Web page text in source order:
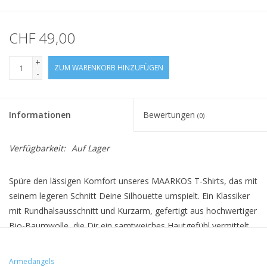
CHF 49,00
+
-
ZUM WARENKORB HINZUFÜGEN
Informationen Bewertungen (0)
Verfügbarkeit: Auf Lager
Spüre den lässigen Komfort unseres MAARKOS T-Shirts, das mit
seinem legeren Schnitt Deine Silhouette umspielt. Ein Klassiker
mit Rundhalsausschnitt und Kurzarm, gefertigt aus hochwertiger
Bio-Baumwolle, die Dir ein samtweiches Hautgefühl vermittelt.
Armedangels